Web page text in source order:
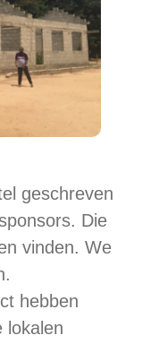
geschreven
Die
vinden. We
hebben
lokalen